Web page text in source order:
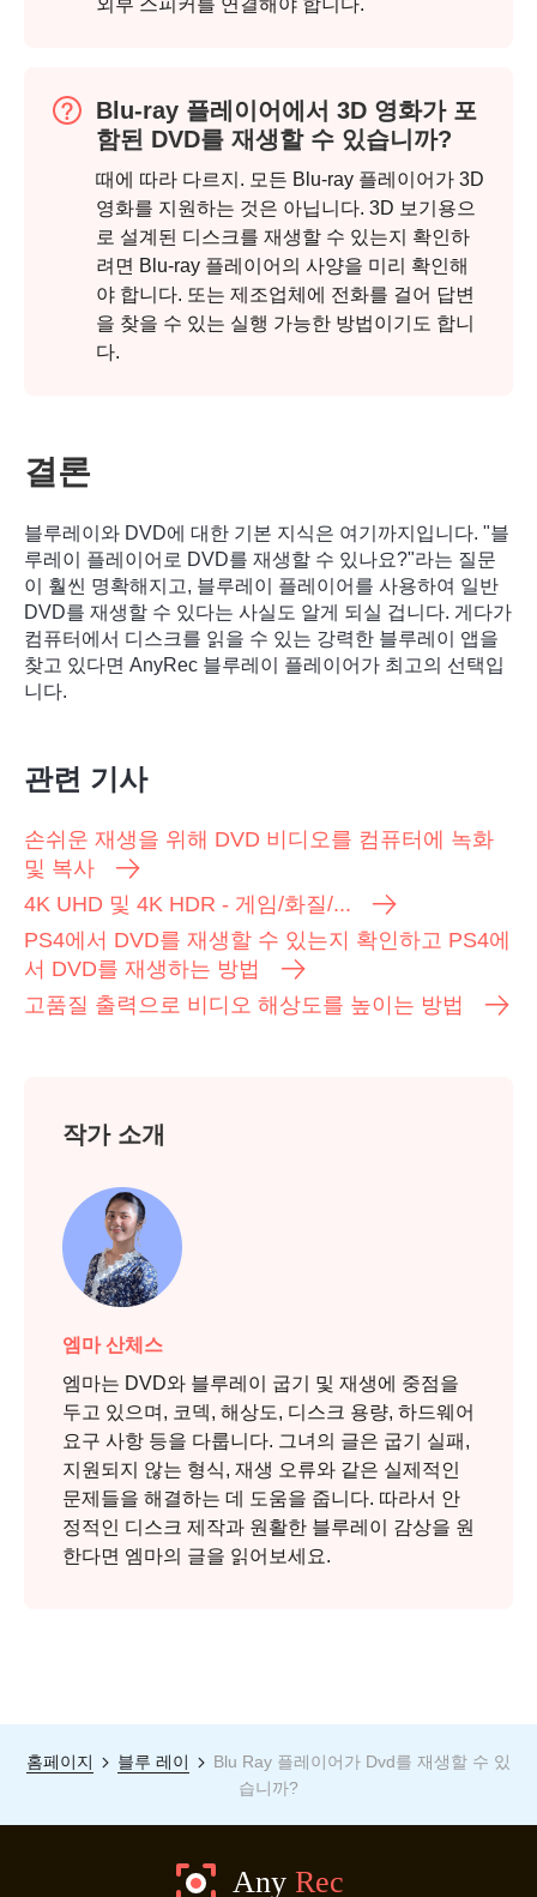
외부 스피커를 연결해야 합니다.
Blu-ray 플레이어에서 3D 영화가 포
함된 DVD를 재생할 수 있습니까?
때에 따라 다르지. 모든 Blu-ray 플레이어가 3D
영화를 지원하는 것은 아닙니다. 3D 보기용으
로 설계된 디스크를 재생할 수 있는지 확인하
려면 Blu-ray 플레이어의 사양을 미리 확인해
야 합니다. 또는 제조업체에 전화를 걸어 답변
을 찾을 수 있는 실행 가능한 방법이기도 합니
다.
결론
블루레이와 DVD에 대한 기본 지식은 여기까지입니다. "블
루레이 플레이어로 DVD를 재생할 수 있나요?"라는 질문
이 훨씬 명확해지고, 블루레이 플레이어를 사용하여 일반
DVD를 재생할 수 있다는 사실도 알게 되실 겁니다. 게다가
컴퓨터에서 디스크를 읽을 수 있는 강력한 블루레이 앱을
찾고 있다면 AnyRec 블루레이 플레이어가 최고의 선택입
니다.
관련 기사
손쉬운 재생을 위해 DVD 비디오를 컴퓨터에 녹화
및 복사
4K UHD 및 4K HDR - 게임/화질/...
PS4에서 DVD를 재생할 수 있는지 확인하고 PS4에
서 DVD를 재생하는 방법
고품질 출력으로 비디오 해상도를 높이는 방법
작가 소개
엠마 산체스
엠마는 DVD와 블루레이 굽기 및 재생에 중점을
두고 있으며, 코덱, 해상도, 디스크 용량, 하드웨어
요구 사항 등을 다룹니다. 그녀의 글은 굽기 실패,
지원되지 않는 형식, 재생 오류와 같은 실제적인
문제들을 해결하는 데 도움을 줍니다. 따라서 안
정적인 디스크 제작과 원활한 블루레이 감상을 원
한다면 엠마의 글을 읽어보세요.
홈페이지 블루 레이
Blu Ray 플레이어가 Dvd를 재생할 수 있
습니까?